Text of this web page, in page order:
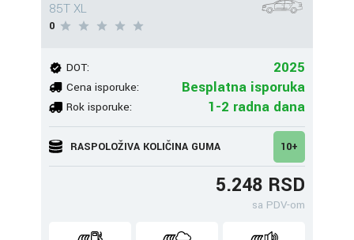
85T XL
0
DOT: 2025
Cena isporuke: Besplatna isporuka
Rok isporuke: 1-2 radna dana
RASPOLOŽIVA KOLIČINA GUMA 10+
5.248 RSD
sa PDV-om